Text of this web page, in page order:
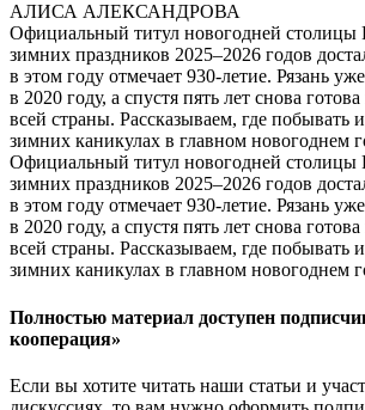
АЛИСА АЛЕКСАНДРОВА
Официальный титул новогодней столицы
зимних праздников 2025–2026 годов
в этом году отмечает 930‑летие. Рязань
в 2020 году, а спустя пять лет снова
всей страны. Рассказываем, где побывать
зимних каникулах в главном новогоднем
Официальный титул новогодней столицы
зимних праздников 2025–2026 годов
в этом году отмечает 930‑летие. Рязань
в 2020 году, а спустя пять лет снова
всей страны. Рассказываем, где побывать
зимних каникулах в главном новогоднем
Полностью материал доступен
кооперация»
Если вы хотите читать наши статьи и